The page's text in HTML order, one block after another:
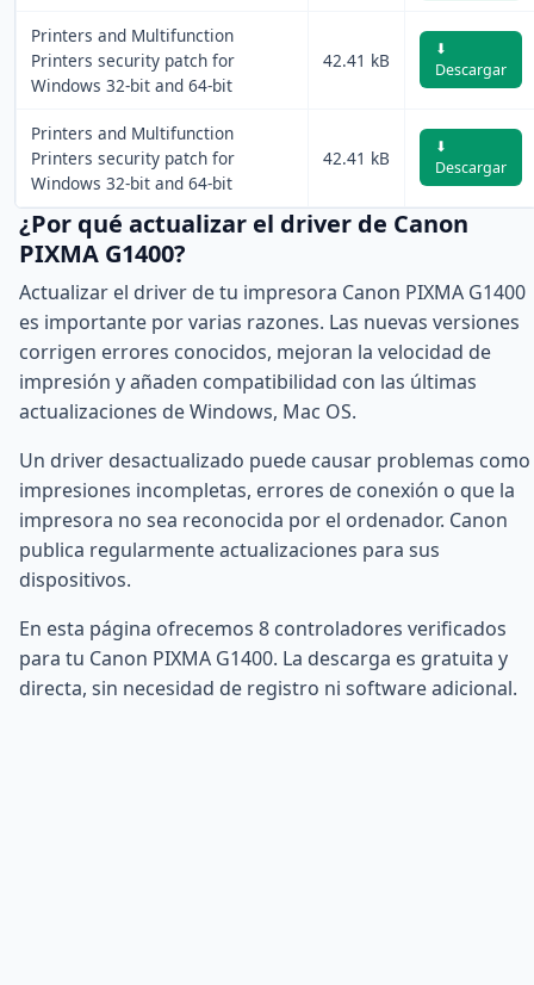
Printers and Multifunction
Printers security patch for
Windows 32-bit and 64-bit
42.41 kB
⬇
Descargar
Printers and Multifunction
Printers security patch for
Windows 32-bit and 64-bit
42.41 kB
⬇
Descargar
¿Por qué actualizar el driver de Canon
PIXMA G1400?
Actualizar el driver de tu impresora Canon PIXMA G1400
es importante por varias razones. Las nuevas versiones
corrigen errores conocidos, mejoran la velocidad de
impresión y añaden compatibilidad con las últimas
actualizaciones de Windows, Mac OS.
Un driver desactualizado puede causar problemas como
impresiones incompletas, errores de conexión o que la
impresora no sea reconocida por el ordenador. Canon
publica regularmente actualizaciones para sus
dispositivos.
En esta página ofrecemos 8 controladores verificados
para tu Canon PIXMA G1400. La descarga es gratuita y
directa, sin necesidad de registro ni software adicional.